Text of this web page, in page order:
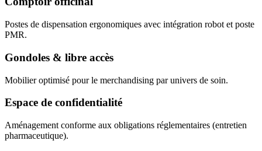
Postes de dispensation ergonomiques avec intégration robot et poste
PMR.
Gondoles & libre accès
Mobilier optimisé pour le merchandising par univers de soin.
Espace de confidentialité
Aménagement conforme aux obligations réglementaires (entretien
pharmaceutique).